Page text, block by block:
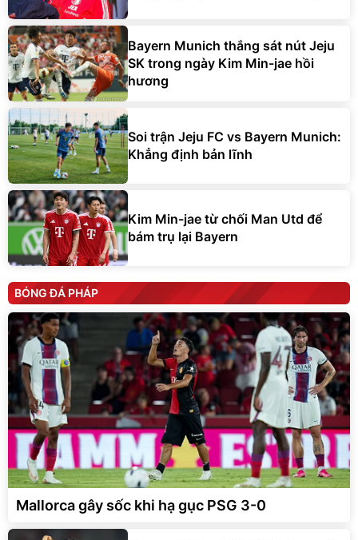
Bayern Munich thắng sát nút Jeju
SK trong ngày Kim Min-jae hồi
hương
Soi trận Jeju FC vs Bayern Munich:
Khẳng định bản lĩnh
Kim Min-jae từ chối Man Utd để
bám trụ lại Bayern
BÓNG ĐÁ PHÁP
Mallorca gây sốc khi hạ gục PSG 3-0